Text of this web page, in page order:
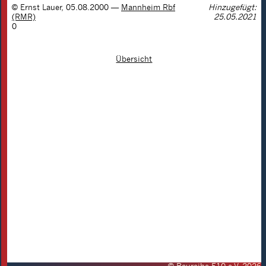
© Ernst Lauer, 05.08.2000 — Mannheim Rbf
(RMR)
Hinzugefügt:
25.05.2021
0
Übersicht